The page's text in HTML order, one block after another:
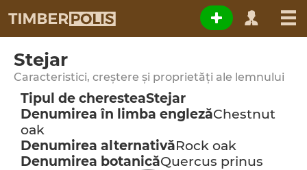
Stejar
Caracteristici, creștere și proprietăți ale lemnului
Tipul de cheresteaStejar
Denumirea în limba englezăChestnut
oak
Denumirea alternativăRock oak
Denumirea botanicăQuercus prinus